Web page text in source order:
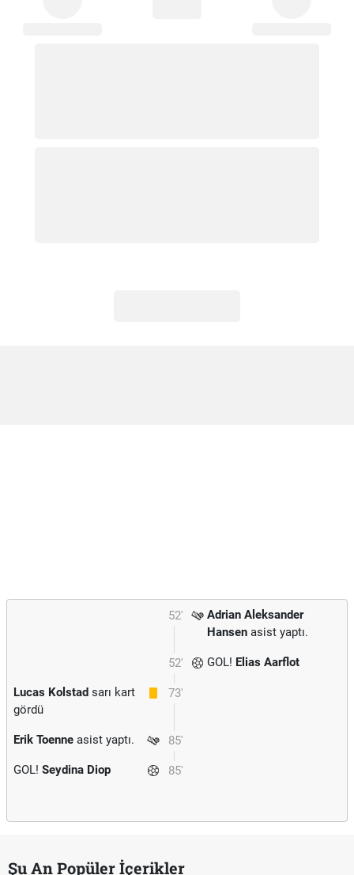
52'
Adrian Aleksander
Hansen asist yaptı.
52' GOL! Elias Aarflot
73'
Lucas Kolstad sarı kart
gördü
85'
Erik Toenne asist yaptı.
85'
GOL! Seydina Diop
Şu An Popüler İçerikler